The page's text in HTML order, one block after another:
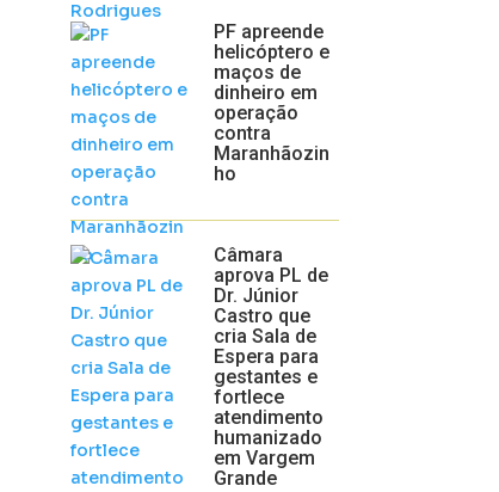
PF apreende
helicóptero e
maços de
dinheiro em
operação
contra
Maranhãozin
ho
Câmara
aprova PL de
Dr. Júnior
Castro que
cria Sala de
Espera para
gestantes e
fortlece
atendimento
humanizado
em Vargem
Grande